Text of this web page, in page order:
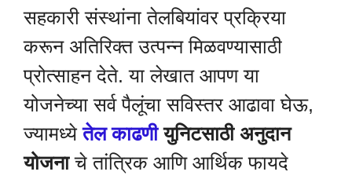
सहकारी संस्थांना तेलबियांवर प्रक्रिया
करून अतिरिक्त उत्पन्न मिळवण्यासाठी
प्रोत्साहन देते. या लेखात आपण या
योजनेच्या सर्व पैलूंचा सविस्तर आढावा घेऊ,
ज्यामध्येतेल काढणीयुनिटसाठी अनुदान
योजनाचे तांत्रिक आणि आर्थिक फायदे